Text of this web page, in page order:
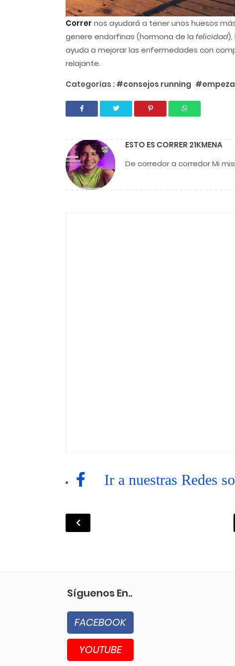
Correr nos ayudará a tener unos huesos
genere endorfinas (hormona de la felicidad
ayuda a mejorar las enfermedades con
relajante.
Categorias :#consejos running
ESTO ES CORRER 21KMENA
De corredor a corredor Mi
Ir a nuestras Redes
Síguenos En..
FACEBOOK
YOUTUBE